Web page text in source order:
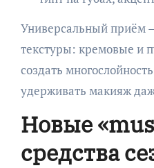
Универсальный приём
текстуры: кремовые и
создать
удерживать макияж
Новые
средства